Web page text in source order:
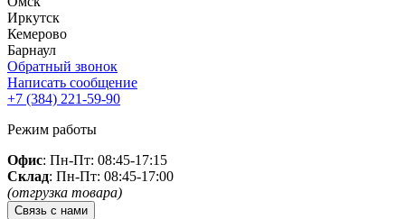
Иркутск
Кемерово
Барнаул
Обратный звонок
Написать сообщение
+7 (384) 221-59-90
Режим работы
Офис: Пн-Пт: 08:45-17:15
Склад: Пн-Пт: 08:45-17:00
(отгрузка товара)
Связь с нами